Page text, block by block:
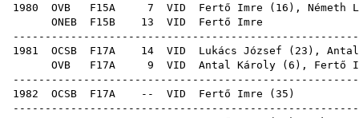
1980 OVB F15A 7 VID Fertő Imre ( 16 ), Németh
ONEB F15B 13 VID
1981 OCSB F17A 14 VID Lukács József ( 23 ),
OVB F17A 9 VID Antal Károly ( 6 ), Fertő
1982 OCSB F17A -- VID Fertő Imre ( 35